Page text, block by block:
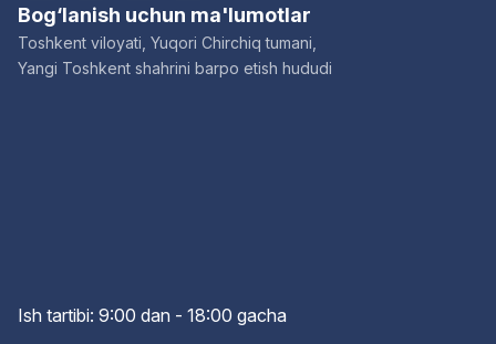
Bog‘lanish uchun ma'lumotlar
Toshkent viloyati, Yuqori Chirchiq tumani,
Yangi Toshkent shahrini barpo etish hududi
Ish tartibi: 9:00 dan - 18:00 gacha